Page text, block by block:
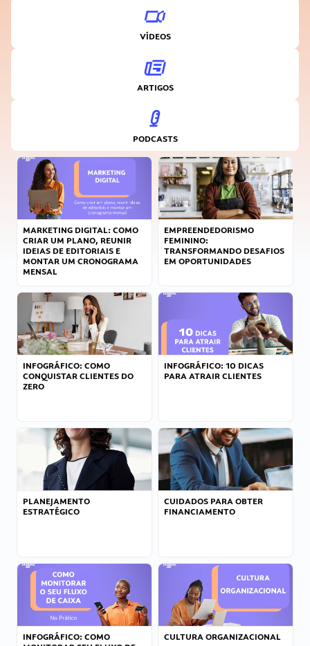
VÍDEOS
ARTIGOS
PODCASTS
MARKETING DIGITAL: COMO
CRIAR UM PLANO, REUNIR
IDEIAS DE EDITORIAIS E
MONTAR UM CRONOGRAMA
MENSAL
EMPREENDEDORISMO
FEMININO:
TRANSFORMANDO DESAFIOS
EM OPORTUNIDADES
INFOGRÁFICO: COMO
CONQUISTAR CLIENTES DO
ZERO
INFOGRÁFICO: 10 DICAS
PARA ATRAIR CLIENTES
PLANEJAMENTO
ESTRATÉGICO
CUIDADOS PARA OBTER
FINANCIAMENTO
INFOGRÁFICO: COMO
CULTURA ORGANIZACIONAL